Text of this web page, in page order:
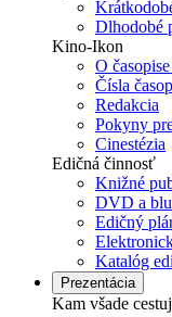
Dlhodobé
Kino-Ikon
O
Čísla
Redakcia
Pokyny
Cinestézia
Edičná činnosť
Knižné
DVD a
Edičný
Katalóg
Prezentácia
Kam všade